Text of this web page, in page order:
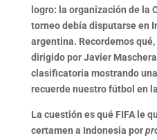
logro: la organización de la
torneo debía disputarse en
argentina. Recordemos
dirigido por Javier
clasificatoria mostrando
recuerde nuestro fútbol en
La cuestión es qué FIFA le
certamen a Indonesia por